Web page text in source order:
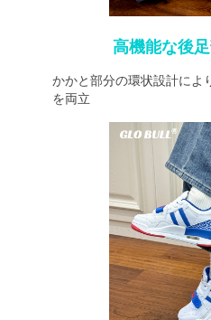
高機能な後
かかと部分の環状設計によ
を両立